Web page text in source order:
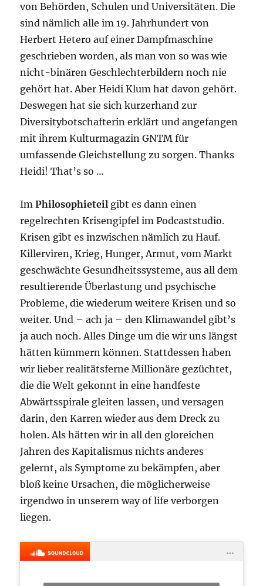
von Behörden, Schulen und Universitäten. Die
sind nämlich alle im 19. Jahrhundert von
Herbert Hetero auf einer Dampfmaschine
geschrieben worden, als man von so was wie
nicht-binären Geschlechterbildern noch nie
gehört hat. Aber Heidi Klum hat davon gehört.
Deswegen hat sie sich kurzerhand zur
Diversitybotschafterin erklärt und angefangen
mit ihrem Kulturmagazin GNTM für
umfassende Gleichstellung zu sorgen. Thanks
Heidi! That’s so …
ImPhilosophieteil gibt es dann einen
regelrechten Krisengipfel im Podcaststudio.
Krisen gibt es inzwischen nämlich zu Hauf.
Killerviren, Krieg, Hunger, Armut, vom Markt
geschwächte Gesundheitssysteme, aus all dem
resultierende Überlastung und psychische
Probleme, die wiederum weitere Krisen und so
weiter. Und – ach ja – den Klimawandel gibt’s
ja auch noch. Alles Dinge um die wir uns längst
hätten kümmern können. Stattdessen haben
wir lieber realitätsferne Millionäre gezüchtet,
die die Welt gekonnt in eine handfeste
Abwärtsspirale gleiten lassen, und versagen
darin, den Karren wieder aus dem Dreck zu
holen. Als hätten wir in all den gloreichen
Jahren des Kapitalismus nichts anderes
gelernt, als Symptome zu bekämpfen, aber
bloß keine Ursachen, die möglicherweise
irgendwo in unserem way of life verborgen
liegen.